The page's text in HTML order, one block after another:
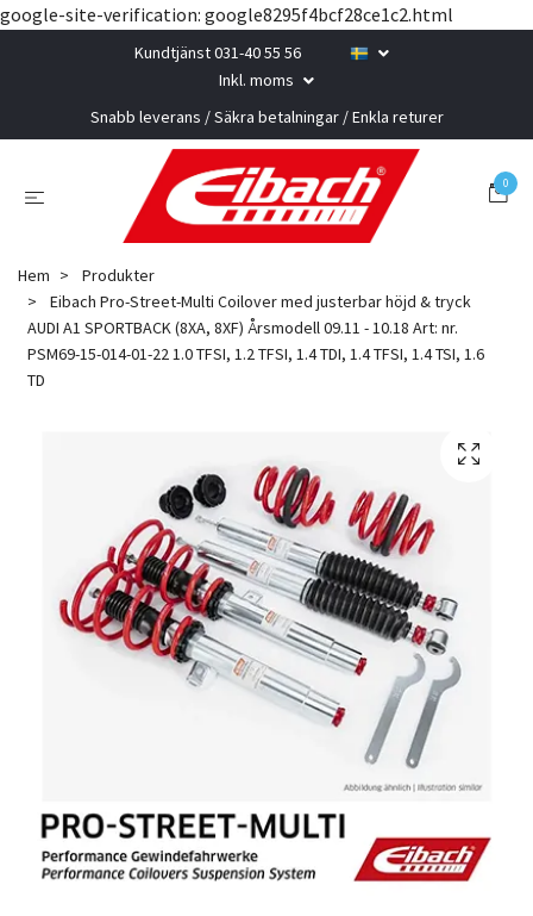
google-site-verification: google8295f4bcf28ce1c2.html
Kundtjänst 031-40 55 56
Inkl. moms
Snabb leverans / Säkra betalningar / Enkla returer
0
Hem
Produkter
Eibach Pro-Street-Multi Coilover med justerbar höjd & tryck
AUDI A1 SPORTBACK (8XA, 8XF) Årsmodell 09.11 - 10.18 Art: nr.
PSM69-15-014-01-22 1.0 TFSI, 1.2 TFSI, 1.4 TDI, 1.4 TFSI, 1.4 TSI, 1.6
TD